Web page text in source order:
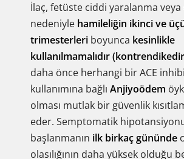
İlaç, fetüste ciddi yaralanma
nedeniyle hamileliğin ikinci ve
trimesterleri boyunca kesinlikle
kullanılmamalıdır
daha önce herhangi bir ACE
kullanımına bağlı Anjiyoödem
olması mutlak bir güvenlik
eder. Semptomatik
başlanmanın ilk birkaç gününde
olasılığının daha yüksek olduğu